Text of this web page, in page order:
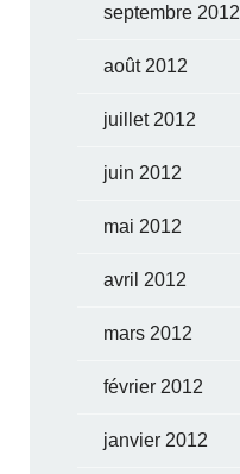
septembre 2012
août 2012
juillet 2012
juin 2012
mai 2012
avril 2012
mars 2012
février 2012
janvier 2012